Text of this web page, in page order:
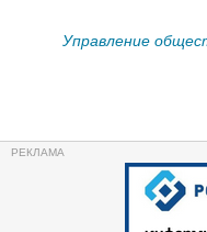
Управление